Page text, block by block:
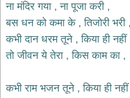
शिव
भजन
bhajans
हनुमान
hanuman
bhajans
ना मंदिर गया , ना पूजा करी ,
बस धन को कमा के , तिजोरी भरी ,
कभी दान धरम तूने , किया ही नहीं
तो जीवन ये तेरा , किस काम का ,
कभी राम भजन तूने , किया ही